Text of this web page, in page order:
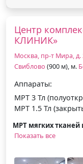
Центр
КЛИНИК»
Москва, пр-т Мира, д.
Свиблово (900 м), м.
Аппараты:
МРТ 3 Тл
МРТ 1.5 Тл
МРТ мягких
Показать все